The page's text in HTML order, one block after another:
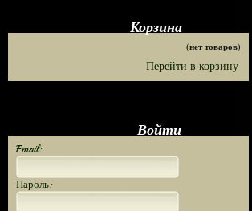
Корзина
(нет товаров)
Перейти в корзину
Войти
Email:
Пароль: